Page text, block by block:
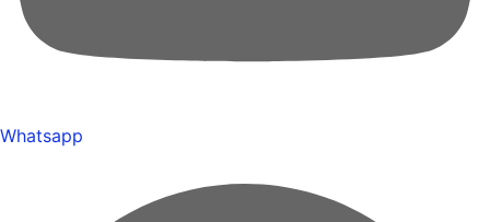
Whatsapp